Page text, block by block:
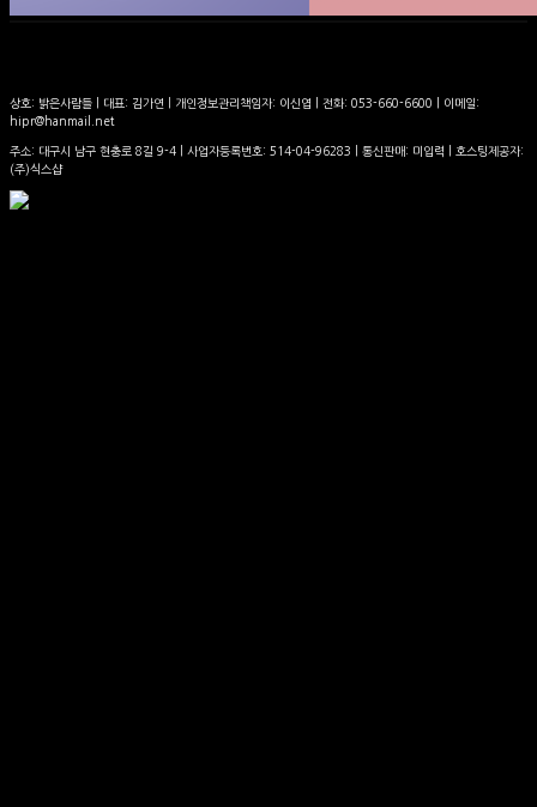
상호: 밝은사람들 | 대표: 김가연 | 개인정보관리책임자: 이신엽 | 전화: 053-660-6600 | 이메일:
hipr@hanmail.net
주소: 대구시 남구 현충로 8길 9-4 | 사업자등록번호: 514-04-96283 | 통신판매: 미입력 | 호스팅제공자:
(주)식스샵